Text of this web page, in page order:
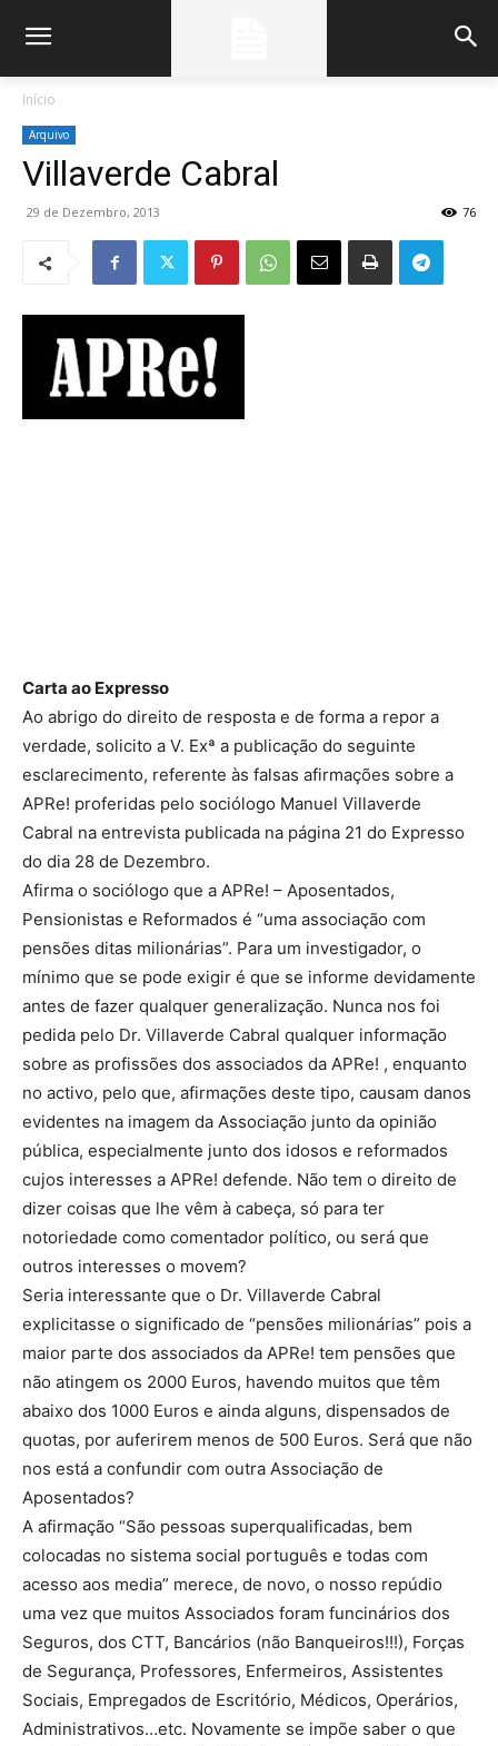
Início
Arquivo
Villaverde Cabral
29 de Dezembro, 2013 76
Carta ao Expresso
Ao abrigo do direito de resposta e de forma a repor a
verdade, solicito a V. Exª a publicação do seguinte
esclarecimento, referente às falsas afirmações sobre a
APRe! proferidas pelo sociólogo Manuel Villaverde
Cabral na entrevista publicada na página 21 do Expresso
do dia 28 de Dezembro.
Afirma o sociólogo que a APRe! – Aposentados,
Pensionistas e Reformados é “uma associação com
pensões ditas milionárias”. Para um investigador, o
mínimo que se pode exigir é que se informe devidamente
antes de fazer qualquer generalização. Nunca nos foi
pedida pelo Dr. Villaverde Cabral qualquer informação
sobre as profissões dos associados da APRe! , enquanto
no activo, pelo que, afirmações deste tipo, causam danos
evidentes na imagem da Associação junto da opinião
pública, especialmente junto dos idosos e reformados
cujos interesses a APRe! defende. Não tem o direito de
dizer coisas que lhe vêm à cabeça, só para ter
notoriedade como comentador político, ou será que
outros interesses o movem?
Seria interessante que o Dr. Villaverde Cabral
explicitasse o significado de “pensões milionárias” pois a
maior parte dos associados da APRe! tem pensões que
não atingem os 2000 Euros, havendo muitos que têm
abaixo dos 1000 Euros e ainda alguns, dispensados de
quotas, por auferirem menos de 500 Euros. Será que não
nos está a confundir com outra Associação de
Aposentados?
A afirmação “São pessoas superqualificadas, bem
colocadas no sistema social português e todas com
acesso aos media” merece, de novo, o nosso repúdio
uma vez que muitos Associados foram funcinários dos
Seguros, dos CTT, Bancários (não Banqueiros!!!), Forças
de Segurança, Professores, Enfermeiros, Assistentes
Sociais, Empregados de Escritório, Médicos, Operários,
Administrativos…etc. Novamente se impõe saber o que